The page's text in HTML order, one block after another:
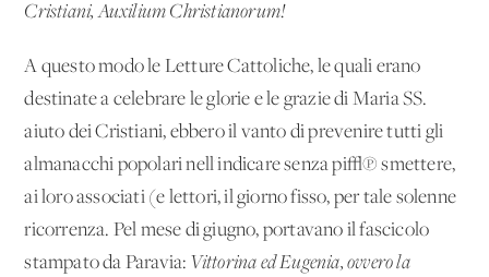
Cristiani, Auxilium Christianorum!
A questo modo le Letture Cattoliche, le quali erano
destinate a celebrare le glorie e le grazie di Maria SS.
aiuto dei Cristiani, ebbero il vanto di prevenire tutti gli
almanacchi popolari nell'indicare senza pi√π smettere,
ai loro associati (e lettori, il giorno fisso, per tale solenne
ricorrenza. Pel mese di giugno, portavano il fascicolo
stampato da Paravia: Vittorina ed Eugenia, ovvero la